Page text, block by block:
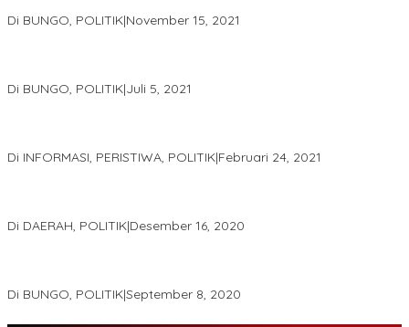
Di BUNGO, POLITIK|November 15, 2021
Di BUNGO, POLITIK|Juli 5, 2021
Di INFORMASI, PERISTIWA, POLITIK|Februari 24, 2021
Di DAERAH, POLITIK|Desember 16, 2020
Di BUNGO, POLITIK|September 8, 2020